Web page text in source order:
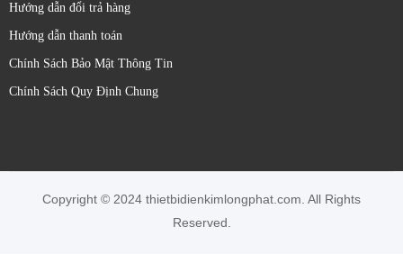
Hướng dẫn đổi trả hàng
Hướng dẫn thanh toán
Chính Sách Bảo Mật Thông Tin
Chính Sách Quy Định Chung
Copyright © 2024 thietbidienkimlongphat.com. All Rights
Reserved.